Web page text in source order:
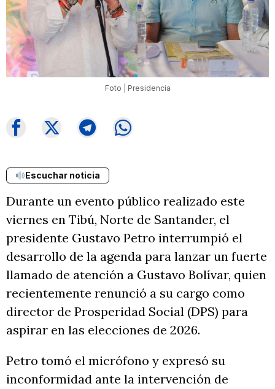
Foto | Presidencia
Escuchar noticia
Durante un evento público realizado este
viernes en Tibú, Norte de Santander, el
presidente Gustavo Petro interrumpió el
desarrollo de la agenda para lanzar un fuerte
llamado de atención a Gustavo Bolívar, quien
recientemente renunció a su cargo como
director de Prosperidad Social (DPS) para
aspirar en las elecciones de 2026.
Petro tomó el micrófono y expresó su
inconformidad ante la intervención de